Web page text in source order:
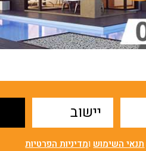
תנאי השימוש ומדיניות הפרטיות